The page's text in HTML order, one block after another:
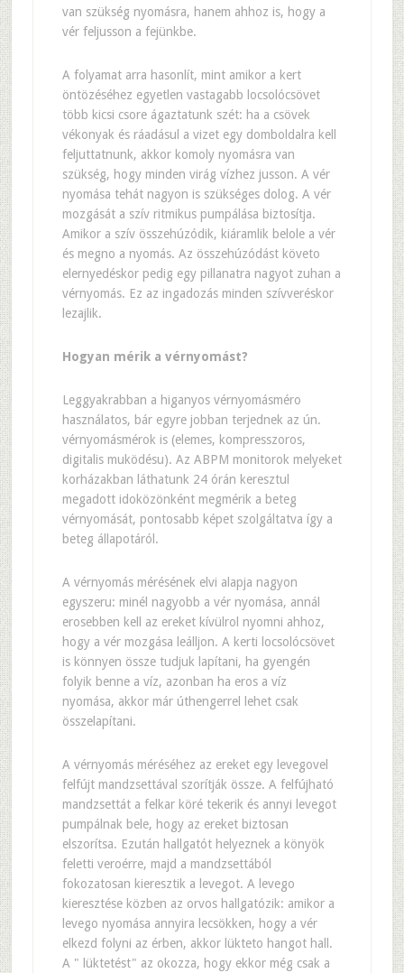
van szükség nyomásra, hanem ahhoz is, hogy a
vér feljusson a fejünkbe.
A folyamat arra hasonlít, mint amikor a kert
öntözéséhez egyetlen vastagabb locsolócsövet
több kicsi csore ágaztatunk szét: ha a csövek
vékonyak és ráadásul a vizet egy domboldalra kell
feljuttatnunk, akkor komoly nyomásra van
szükség, hogy minden virág vízhez jusson. A vér
nyomása tehát nagyon is szükséges dolog. A vér
mozgását a szív ritmikus pumpálása biztosítja.
Amikor a szív összehúzódik, kiáramlik belole a vér
és megno a nyomás. Az összehúzódást követo
elernyedéskor pedig egy pillanatra nagyot zuhan a
vérnyomás. Ez az ingadozás minden szívveréskor
lezajlik.
Hogyan mérik a vérnyomást?
Leggyakrabban a higanyos vérnyomásméro
használatos, bár egyre jobban terjednek az ún.
vérnyomásmérok is (elemes, kompresszoros,
digitalis muködésu). Az ABPM monitorok melyeket
korházakban láthatunk 24 órán keresztul
megadott idoközönként megmérik a beteg
vérnyomását, pontosabb képet szolgáltatva így a
beteg állapotáról.
A vérnyomás mérésének elvi alapja nagyon
egyszeru: minél nagyobb a vér nyomása, annál
erosebben kell az ereket kívülrol nyomni ahhoz,
hogy a vér mozgása leálljon. A kerti locsolócsövet
is könnyen össze tudjuk lapítani, ha gyengén
folyik benne a víz, azonban ha eros a víz
nyomása, akkor már úthengerrel lehet csak
összelapítani.
A vérnyomás méréséhez az ereket egy levegovel
felfújt mandzsettával szorítják össze. A felfújható
mandzsettát a felkar köré tekerik és annyi levegot
pumpálnak bele, hogy az ereket biztosan
elszorítsa. Ezután hallgatót helyeznek a könyök
feletti veroérre, majd a mandzsettából
fokozatosan kieresztik a levegot. A levego
kieresztése közben az orvos hallgatózik: amikor a
levego nyomása annyira lecsökken, hogy a vér
elkezd folyni az érben, akkor lükteto hangot hall.
A " lüktetést" az okozza, hogy ekkor még csak a